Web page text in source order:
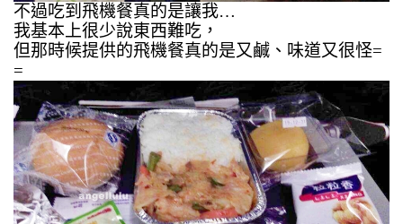
不過吃到飛機餐真的是讓我…
我基本上很少說東西難吃，
但那時候提供的飛機餐真的是又鹹、味道又很怪=
=